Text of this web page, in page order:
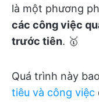
là một phương
các công việc
trước tiên. 🥇
Quá trình này
tiêu và công việc